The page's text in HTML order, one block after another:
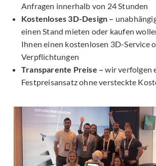
Anfragen innerhalb von 24 Stunden
Kostenloses 3D-Design –
einen Stand mieten oder kaufen
Ihnen einen kostenlosen 3D-Service
Verpflichtungen
Transparente Preise – wir verfolgen
Festpreisansatz ohne versteckte